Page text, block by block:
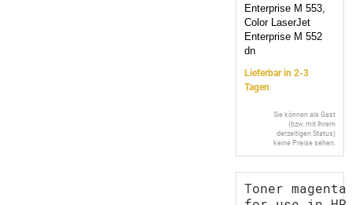
Enterprise M 553,
Color LaserJet
Enterprise M 552
dn
Lieferbar in 2-3
Tagen
Sie können als Gast
(bzw. mit Ihrem
derzeitigen Status)
keine Preise sehen.
Toner magenta